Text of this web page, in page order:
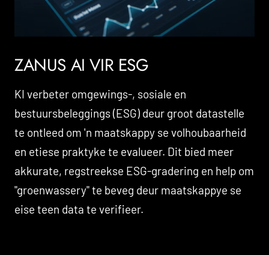
ZANUS AI VIR ESG
KI verbeter omgewings-, sosiale en
bestuursbeleggings (ESG) deur groot datastelle
te ontleed om 'n maatskappy se volhoubaarheid
en etiese praktyke te evalueer. Dit bied meer
akkurate, regstreekse ESG-gradering en help om
"groenwassery" te beveg deur maatskappye se
eise teen data te verifieer.